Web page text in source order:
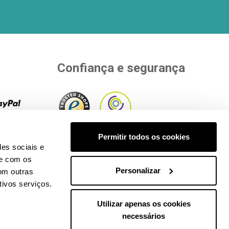
sociais e
com os
outras
serviços.
Permitir todos os cookies
Personalizar
Utilizar apenas os cookies
necessários
.
Confiança e segurança
Aderimos a entidades independentes
que avaliam a nossa qualidade.